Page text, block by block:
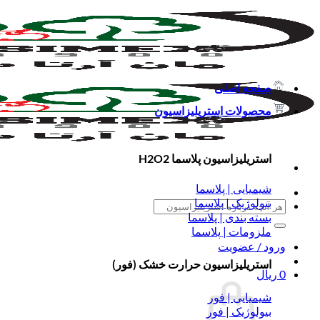
to
content
جستجو
برای:
ورود / عضویت
0 ریال
صفحه اصلی
محصولات استریلیزاسیون
استریلیزاسیون پلاسما H2O2
شیمیایی | پلاسما
بیولوژیک | پلاسما
بسته بندی | پلاسما
ملزومات | پلاسما
استریلیزاسیون حرارت خشک (فور)
شیمیایی | فور
بیولوژیک | فور